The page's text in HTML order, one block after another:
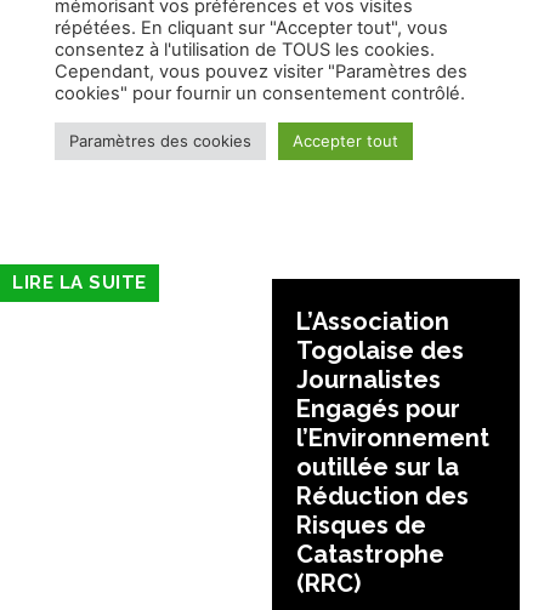
LIRE LA SUITE
L’Association
Togolaise des
Journalistes
Engagés pour
l’Environnement
outillée sur la
Réduction des
Risques de
Catastrophe
(RRC)